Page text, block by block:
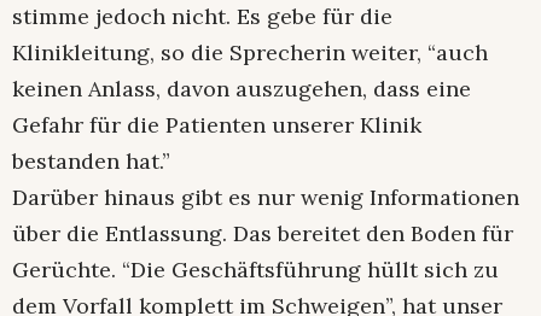
stimme jedoch nicht. Es gebe für die
Klinikleitung, so die Sprecherin weiter, “auch
keinen Anlass, davon auszugehen, dass eine
Gefahr für die Patienten unserer Klinik
bestanden hat.”
Darüber hinaus gibt es nur wenig Informationen
über die Entlassung. Das bereitet den Boden für
Gerüchte. “Die Geschäftsführung hüllt sich zu
dem Vorfall komplett im Schweigen”, hat unser